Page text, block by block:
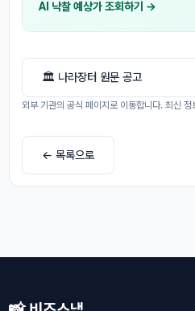
AI 낙찰 예상가 조회하기 →
🏛 나라장터 원문 공고
외부 기관의 공식 페이지로 이동합니다. 최신 정
← 목록으로